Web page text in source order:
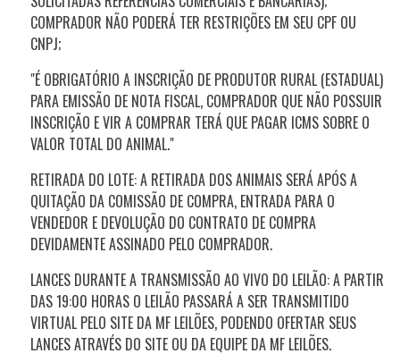
COMPRADOR NÃO PODERÁ TER RESTRIÇÕES EM SEU CPF OU
CNPJ;
"É OBRIGATÓRIO A INSCRIÇÃO DE PRODUTOR RURAL (ESTADUAL)
PARA EMISSÃO DE NOTA FISCAL, COMPRADOR QUE NÃO POSSUIR
INSCRIÇÃO E VIR A COMPRAR TERÁ QUE PAGAR ICMS SOBRE O
VALOR TOTAL DO ANIMAL."
RETIRADA DO LOTE: A RETIRADA DOS ANIMAIS SERÁ APÓS A
QUITAÇÃO DA COMISSÃO DE COMPRA, ENTRADA PARA O
VENDEDOR E DEVOLUÇÃO DO CONTRATO DE COMPRA
DEVIDAMENTE ASSINADO PELO COMPRADOR.
LANCES DURANTE A TRANSMISSÃO AO VIVO DO LEILÃO: A PARTIR
DAS 19:00 HORAS O LEILÃO PASSARÁ A SER TRANSMITIDO
VIRTUAL PELO SITE DA MF LEILÕES, PODENDO OFERTAR SEUS
LANCES ATRAVÉS DO SITE OU DA EQUIPE DA MF LEILÕES.